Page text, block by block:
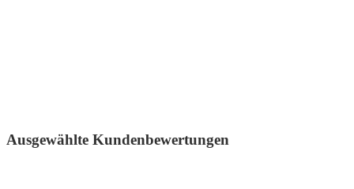
Ausgewählte Kundenbewertungen